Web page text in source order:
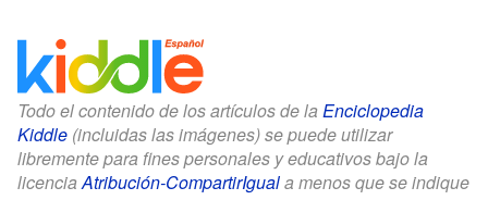
Todo el contenido de los artículos de la Enciclopedia
Kiddle (incluidas las imágenes) se puede utilizar
libremente para fines personales y educativos bajo la
licenciaAtribución-CompartirIguala menos que se indique